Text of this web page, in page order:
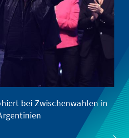
bei Zwischenwahlen in